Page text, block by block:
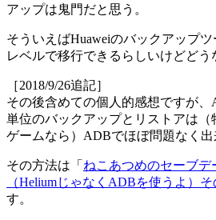
アップは鬼門だと思う。
そういえばHuaweiのバックアップ
レベルで移行できるらしいけどどう
［2018/9/26追記］
その後含めての個人的感想ですが、
単位のバックアップとリストアは（
ゲームなら）ADBでほぼ問題なく出
その方法は「 ねこあつめのセーブ
（HeliumじゃなくADBを使うよ）そ
す。